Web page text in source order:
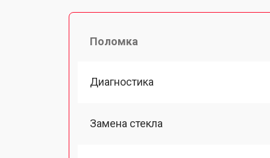
Поломка
Диагностика
Замена стекла